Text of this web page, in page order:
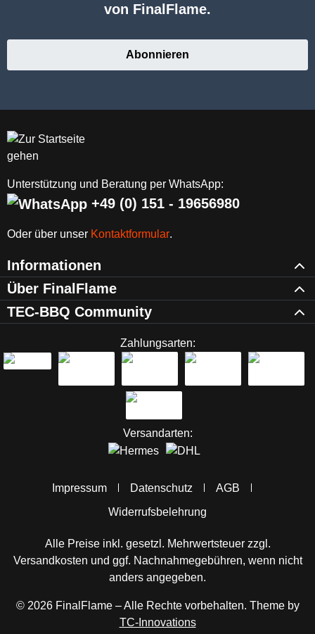
von FinalFlame.
Abonnieren
Unterstützung und Beratung per WhatsApp:
+49 (0) 151 - 19656980
Oder über unser Kontaktformular.
Informationen
Über FinalFlame
TEC-BBQ Community
Zahlungsarten:
Versandarten:
Impressum Datenschutz
AGB
Widerrufsbelehrung
Alle Preise inkl. gesetzl. Mehrwertsteuer zzgl.
Versandkosten und ggf. Nachnahmegebühren, wenn nicht
anders angegeben.
© 2026 FinalFlame – Alle Rechte vorbehalten. Theme by
TC-Innovations